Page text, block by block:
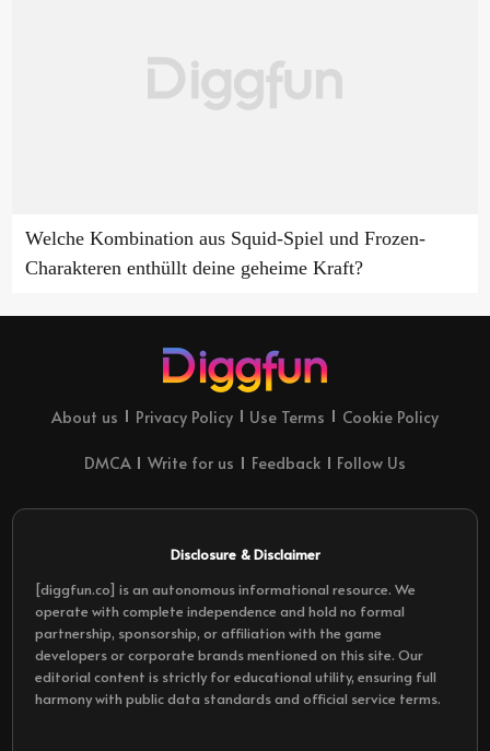
Welche Kombination aus Squid-Spiel und Frozen-
Charakteren enthüllt deine geheime Kraft?
About us Privacy Policy Use Terms Cookie Policy
DMCA Write for us Feedback Follow Us
Disclosure & Disclaimer
[diggfun.co] is an autonomous informational resource. We
operate with complete independence and hold no formal
partnership, sponsorship, or affiliation with the game
developers or corporate brands mentioned on this site. Our
editorial content is strictly for educational utility, ensuring full
harmony with public data standards and official service terms.